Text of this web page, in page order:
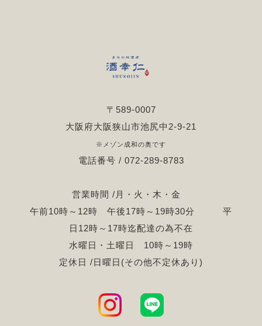
〒589-0007
大阪府大阪狭山市池尻中2-9-21
※メゾン成和の奥です
電話番号 / 072-289-8783
営業時間 /月・火・木・金
午前10時～12時 午後17時～19時30分 平
日12時～17時迄配達の為不在
水曜日・土曜日 10時～19時
定休日 /日曜日(その他不定休あり)